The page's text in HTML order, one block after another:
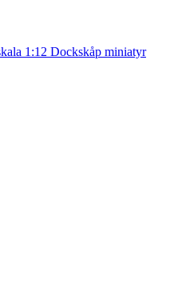
1:12 Dockskåp miniatyr